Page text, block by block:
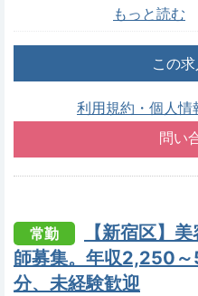
もっと読む
この
利用規約・個人情
常勤
【新宿区】
師募集。年収2,250
分、未経験歓迎